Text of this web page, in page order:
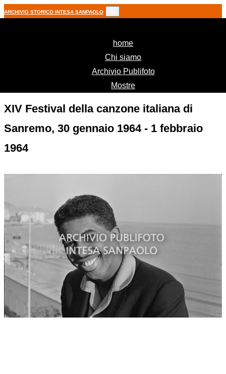
ARCHIVIO STORICO INTESA SANPAOLO
home(current)
Chi siamo
Archivio Publifoto
Mostre
XIV Festival della canzone italiana di
Sanremo, 30 gennaio 1964 - 1 febbraio
1964